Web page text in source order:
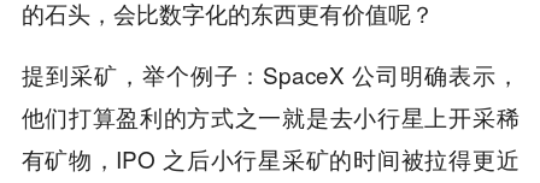
的石头，会比数字化的东西更有价值呢？
提到采矿，举个例子：SpaceX 公司明确表示，
他们打算盈利的方式之一就是去小行星上开采稀
有矿物，IPO 之后小行星采矿的时间被拉得更近